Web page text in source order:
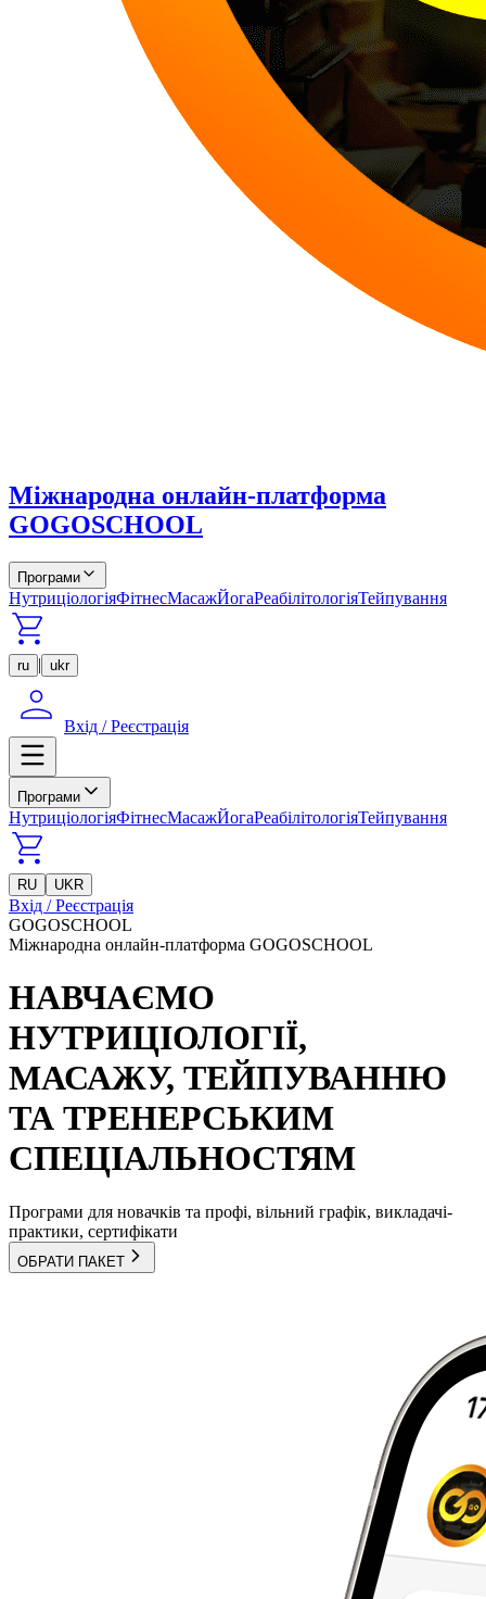
Міжнародна онлайн-платформа
GOGOSCHOOL
Програми
НутриціологіяФітнесМасажЙогаРеабілітологіяТейпування
ru | ukr
Вхід / Реєстрація
Програми
НутриціологіяФітнесМасажЙогаРеабілітологіяТейпування
RU UKR
Вхід / Реєстрація
GOGOSCHOOL
Міжнародна онлайн-платформа GOGOSCHOOL
НАВЧАЄМО
НУТРИЦІОЛОГІЇ,
МАСАЖУ, ТЕЙПУВАННЮ
ТА ТРЕНЕРСЬКИМ
СПЕЦІАЛЬНОСТЯМ
Програми для новачків та профі, вільний графік, викладачі-
практики, сертифікати
ОБРАТИ ПАКЕТ